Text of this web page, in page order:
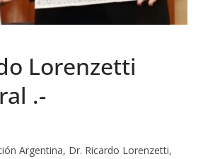
Lorenzetti
.-
Argentina, Dr. Ricardo Lorenzetti,